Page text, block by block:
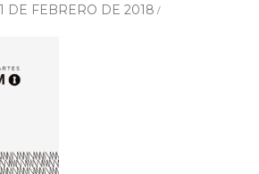
DE FEBRERO DE 2018